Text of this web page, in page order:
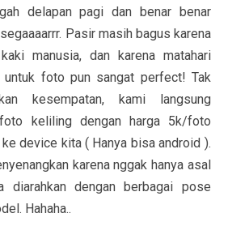
delapan pagi dan benar benar
Pasir masih bagus karena
manusia, dan karena matahari
foto pun sangat perfect! Tak
kesempatan, kami langsung
keliling dengan harga 5k/foto
device kita ( Hanya bisa android ).
karena nggak hanya asal
dengan berbagai pose
Hahaha..